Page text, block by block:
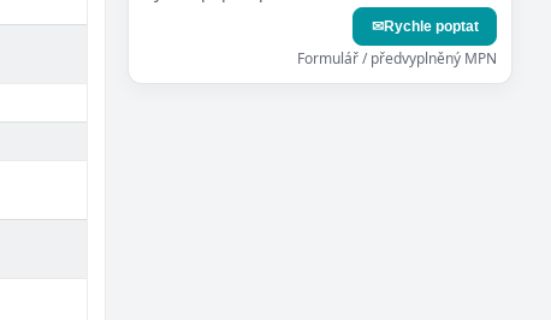
✉Rychle poptat
Formulář / předvyplněný MPN